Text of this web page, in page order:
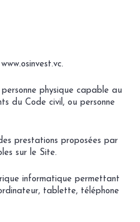
physique capable au
du Code civil, ou personne
prestations proposées par
sur le Site.
informatique permettant
tablette, téléphone